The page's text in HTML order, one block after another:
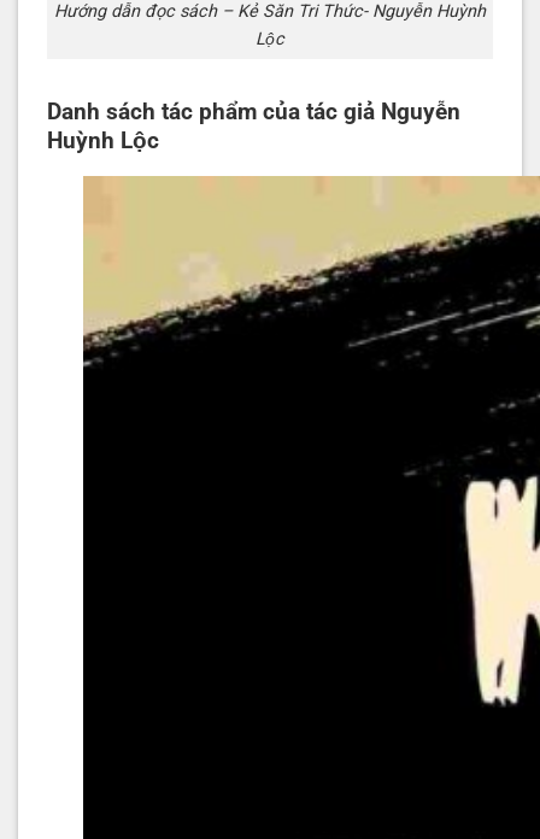
Hướng dẫn đọc sách – Kẻ Săn Tri Thức- Nguyễn Huỳnh
Lộc
Danh sách tác phẩm của tác giả Nguyễn
Huỳnh Lộc